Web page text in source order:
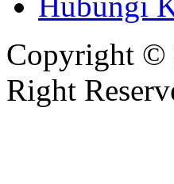
Copyright ©
Right